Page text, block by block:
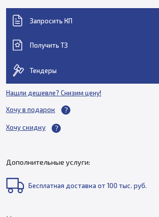
Запросить КП
Получить ТЗ
Тендеры
Нашли дешевле? Снизим цену!
Хочу в подарок
Хочу скидку
Дополнительные услуги:
Бесплатная доставка от 100 тыс. руб.